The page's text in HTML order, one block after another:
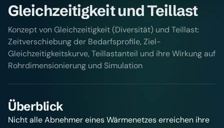
Gleichzeitigkeit und Teillast
Konzept von Gleichzeitigkeit (Diversität) und Teillast:
Zeitverschiebung der Bedarfsprofile, Ziel-
Gleichzeitigkeitskurve, Teillastanteil und ihre Wirkung auf
Rohrdimensionierung und Simulation
Überblick
Nicht alle Abnehmer eines Wärmenetzes erreichen ihre